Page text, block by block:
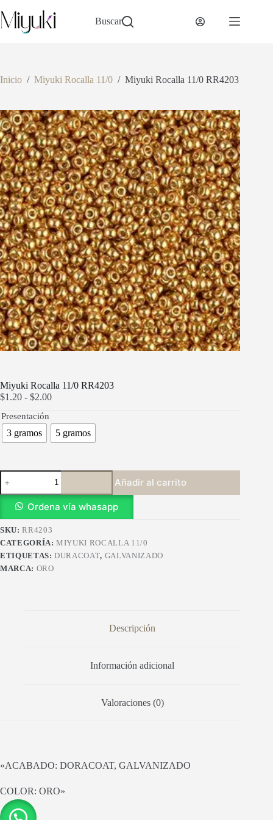
al
contenido
Buscar
Inicio / Miyuki Rocalla 11/0 / Miyuki Rocalla 11/0 RR4203
Miyuki Rocalla 11/0 RR4203
$1.20 - $2.00Rango
desde
$1.20
Presentación
3 gramos 5 gramos
Miyuki
Rocalla
11/0
RR4203
Añadir al carrito
Ordena vía whasapp
SKU:RR4203
CATEGORÍA:MIYUKI ROCALLA 11/0
ETIQUETAS:DURACOAT, GALVANIZADO
MARCA: ORO
Descripción
Información adicional
Valoraciones (0)
«ACABADO: DORACOAT, GALVANIZADO
COLOR: ORO»